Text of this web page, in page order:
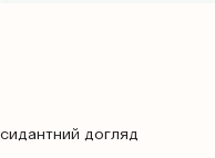
догляд